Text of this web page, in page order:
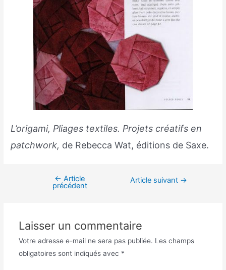
L’origami, Pliages textiles. Projets créatifs en
patchwork, de Rebecca Wat, éditions de Saxe.
← Article
précédent
Article suivant →
Laisser un commentaire
Votre adresse e-mail ne sera pas publiée. Les champs
obligatoires sont indiqués avec *